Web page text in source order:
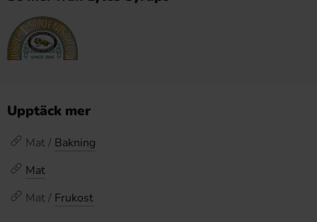
Upptäck mer
Mat / Bakning
Mat
Mat / Frukost